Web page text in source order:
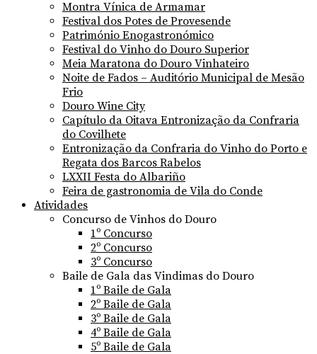
Montra Vínica de Armamar
Festival dos Potes de Provesende
Património Enogastronómico
Festival do Vinho do Douro Superior
Meia Maratona do Douro Vinhateiro
Noite de Fados – Auditório Municipal de Mesão
Frio
Douro Wine City
Capítulo da Oitava Entronização da Confraria
do Covilhete
Entronização da Confraria do Vinho do Porto e
Regata dos Barcos Rabelos
LXXII Festa do Albariño
Feira de gastronomia de Vila do Conde
Atividades
Concurso de Vinhos do Douro
1º Concurso
2º Concurso
3º Concurso
Baile de Gala das Vindimas do Douro
1º Baile de Gala
2º Baile de Gala
3º Baile de Gala
4º Baile de Gala
5º Baile de Gala